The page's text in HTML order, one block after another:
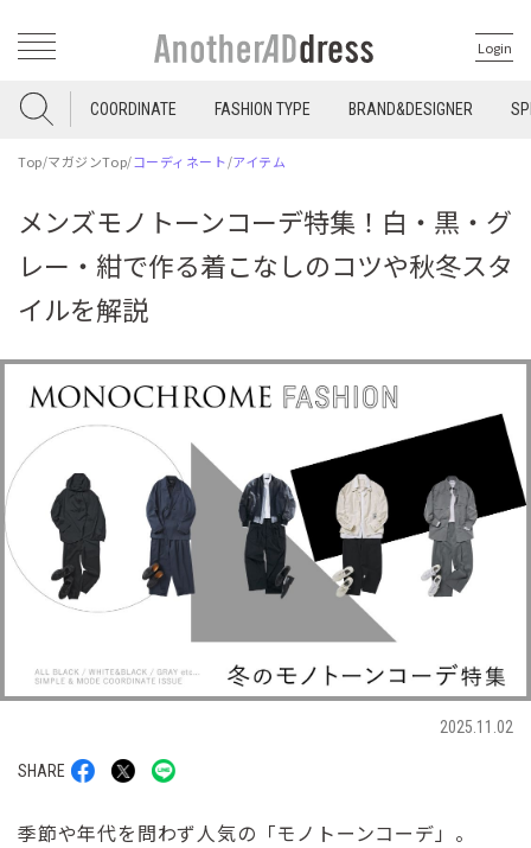
Login
COORDINATE FASHION TYPE BRAND&DESIGNER
Top/マガジンTop/コーディネート /アイテム
メンズモノトーンコーデ特集！白・黒・グ
レー・紺で作る着こなしのコツや秋冬スタ
イルを解説
2025.11.02
SHARE
季節や年代を問わず人気の「モノトーンコーデ」。